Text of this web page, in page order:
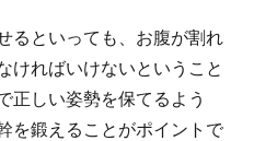
るといっても、お腹が割れ
ければいけないということ
正しい姿勢を保てるよう
を鍛えることがポイントで